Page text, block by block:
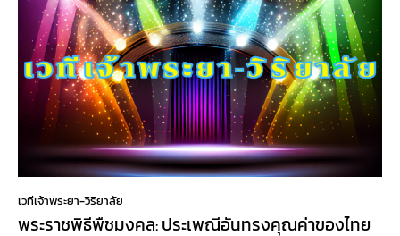
เวทีเจ้าพระยา-วิริยาลัย
พระราชพิธีพืชมงคล: ประเพณีอันทรงคุณค่าของไทย